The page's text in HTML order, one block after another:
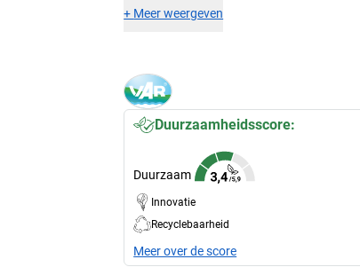
+ Meer weergeven
Duurzaamheidsscore:
Duurzaam
Innovatie
Recyclebaarheid
Meer over de score